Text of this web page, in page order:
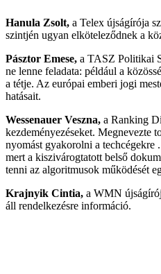
Hanula Zsolt, a Telex újságírója
szintjén ugyan elköteleződnek a
Pásztor Emese, a TASZ Politikai
ne lenne feladata: például a
a tétje. Az európai emberi jogi
hatásait.
Wessenauer Veszna, a Ranking
kezdeményezéseket. Megnevezte
nyomást gyakorolni a techcégekre
mert a kiszivárogtatott belső
tenni az algoritmusok működését
Krajnyik Cintia, a WMN
áll rendelkezésre információ.